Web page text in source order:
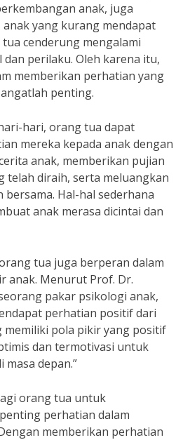
anak, juga
yang kurang mendapat
cenderung mengalami
perilaku. Oleh karena itu,
memberikan perhatian yang
penting.
hari, orang tua dapat
mereka kepada anak dengan
anak, memberikan pujian
telah diraih, serta meluangkan
Hal-hal sederhana
anak merasa dicintai dan
tua juga berperan dalam
anak. Menurut Prof. Dr.
pakar psikologi anak,
perhatian positif dari
memiliki pola pikir yang positif
dan termotivasi untuk
masa depan.”
orang tua untuk
perhatian dalam
memberikan perhatian